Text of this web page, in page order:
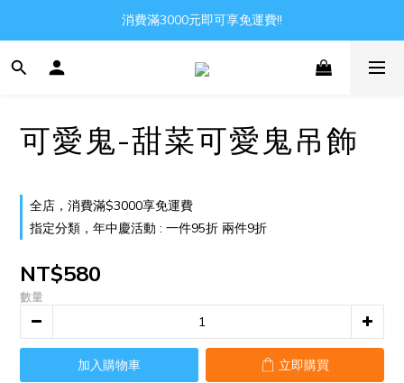
Gather all the joys in the world
消費滿3000元即可享免運費!!
Gather all the joys in the world
可愛鬼-甜菜可愛鬼吊飾
全店，消費滿$3000享免運費
指定分類，年中慶活動 : 一件95折 兩件9折
NT$580
數量
加入購物車 立即購買